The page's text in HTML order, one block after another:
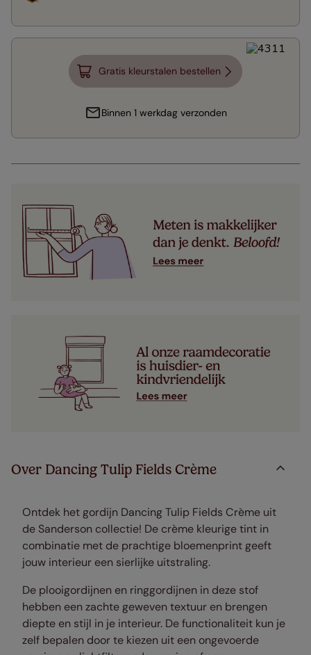
Gratis kleurstalen bestellen
Binnen 1 werkdag verzonden
Over Dancing Tulip Fields Crème
Ontdek het gordijn Dancing Tulip Fields Crème uit
de Sanderson collectie! De crème kleurige tint in
combinatie met de prachtige bloemenprint geeft
jouw interieur een sierlijke uitstraling.
De plooigordijnen en ringgordijnen in deze stof
hebben een zachte geweven textuur en brengen
diepte en stijl in je interieur. De functionaliteit kun je
zelf bepalen door te kiezen uit een ongevoerde